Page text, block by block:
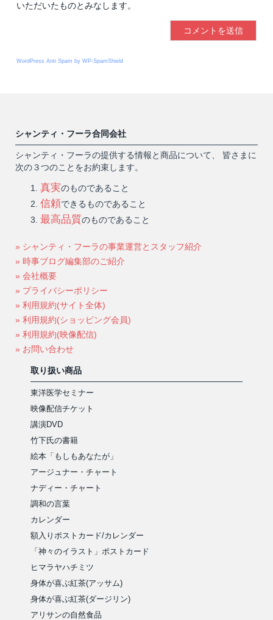
いただいたものとみなします。
WordPress Anti Spam by WP-SpamShield
シャンティ・フーラ合同会社
シャンティ・フーラの提供する情報と商品について、 皆さまに
次の３つのことをお約束します。
真実のものであること
信頼できるものであること
最高品質のものであること
» シャンティ・フーラの事業運営とスタッフ紹介
» 時事ブログ編集部のご紹介
» 会社概要
» プライバシーポリシー
» 利用規約(サイト全体)
» 利用規約(ショッピング会員)
» 利用規約(映像配信)
» お問い合わせ
取り扱い商品
東洋医学セミナー
映像配信チケット
講演DVD
竹下氏の書籍
絵本「もしもあなたが」
アージュナー・チャート
ナディー・チャート
調和の言葉
カレンダー
額入りポストカード/カレンダー
「神々のイラスト」ポストカード
ヒマラヤハチミツ
身体が喜ぶ紅茶(アッサム)
身体が喜ぶ紅茶(ダージリン)
アリサンの自然食品